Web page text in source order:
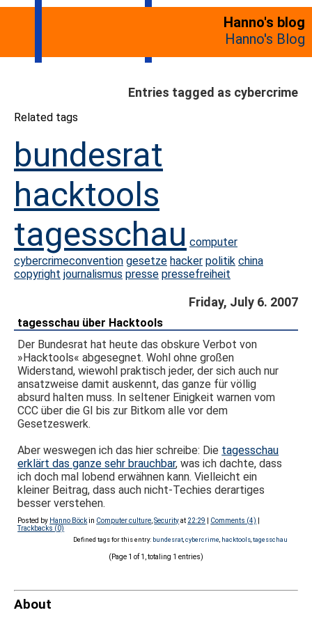
Hanno's blog
Hanno's Blog
Entries tagged as cybercrime
Related tags
bundesrat
hacktools
tagesschau computer
cybercrimeconvention gesetze hacker politik china
copyright journalismus presse pressefreiheit
Friday, July 6. 2007
tagesschau über Hacktools
Der Bundesrat hat heute das obskure Verbot von
»Hacktools« abgesegnet. Wohl ohne großen
Widerstand, wiewohl praktisch jeder, der sich auch nur
ansatzweise damit auskennt, das ganze für völlig
absurd halten muss. In seltener Einigkeit warnen vom
CCC über die GI bis zur Bitkom alle vor dem
Gesetzeswerk.
Aber weswegen ich das hier schreibe: Die tagesschau
erklärt das ganze sehr brauchbar, was ich dachte, dass
ich doch mal lobend erwähnen kann. Vielleicht ein
kleiner Beitrag, dass auch nicht-Techies derartiges
besser verstehen.
Posted by Hanno Böckin Computer culture ,Securityat 22:29 Comments (4)
Trackbacks (0)
Defined tags for this entry: bundesrat, cybercrime hacktools, tagesschau
(Page 1 of 1, totaling 1 entries)
About